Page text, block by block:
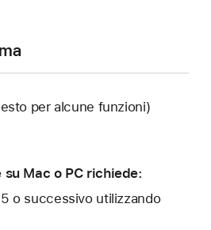
per alcune funzioni)
Mac o PC richiede:
o successivo utilizzando